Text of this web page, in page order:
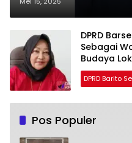
DPRD
Sebagai
Budaya
DPRD Barito
Pos Populer